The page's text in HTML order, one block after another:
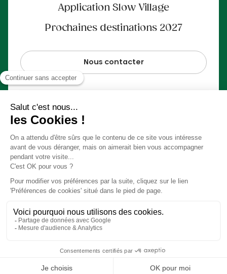
Application Slow Village
Prochaines destinations 2027
Nous contacter
Préférences Cookies
Studio Meta